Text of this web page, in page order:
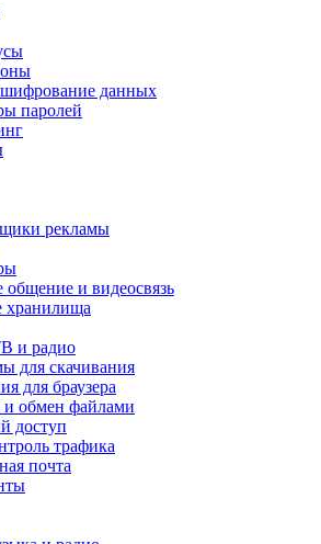
данных
паролей
рекламы
общение и видеосвязь
хранилища
и радио
для скачивания
для браузера
и обмен файлами
доступ
трафика
почта